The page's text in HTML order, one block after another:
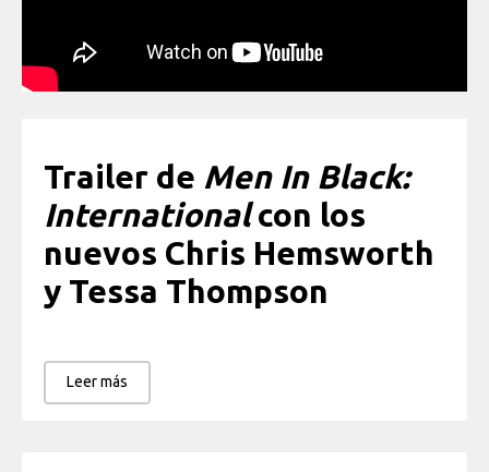
Trailer de Men In Black:
Internationalcon los
nuevos Chris Hemsworth
y Tessa Thompson
Leer más